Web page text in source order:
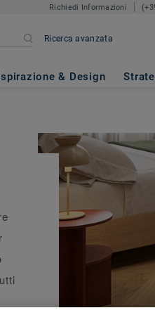
Richiedi Informazioni
Ricerca avanzata
& Design